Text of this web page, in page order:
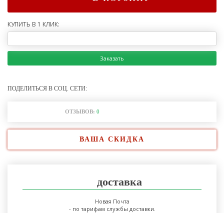
КУПИТЬ В 1 КЛИК:
Заказать
ПОДЕЛИТЬСЯ В СОЦ. СЕТИ:
ОТЗЫВОВ: 0
ВАША СКИДКА
доставка
Новая Почта
- по тарифам службы доставки.